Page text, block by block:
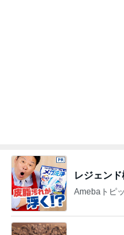
レジェン
Amebaトピ